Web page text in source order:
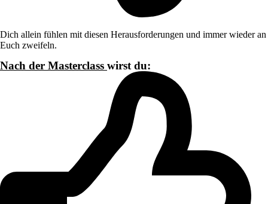
Dich allein fühlen mit diesen Herausforderungen und immer wieder an
Euch zweifeln.
Nach der Masterclass wirst du: